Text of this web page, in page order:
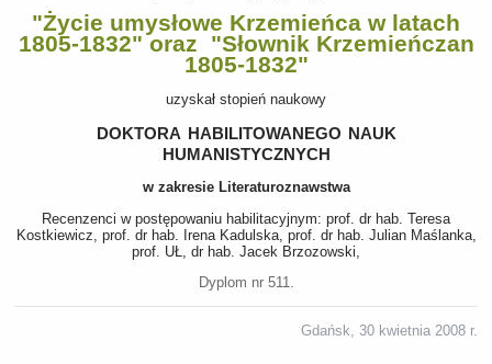
"Życie umysłowe Krzemieńca w latach
1805-1832" oraz "Słownik Krzemieńczan
1805-1832"
uzyskał stopień naukowy
doktora habilitowanego nauk
humanistycznych
w zakresie Literaturoznawstwa
Recenzenci w postępowaniu habilitacyjnym: prof. dr hab. Teresa
Kostkiewicz, prof. dr hab. Irena Kadulska, prof. dr hab. Julian Maślanka,
prof. UŁ, dr hab. Jacek Brzozowski,
Dyplom nr 511.
Gdańsk, 30 kwietnia 2008 r.